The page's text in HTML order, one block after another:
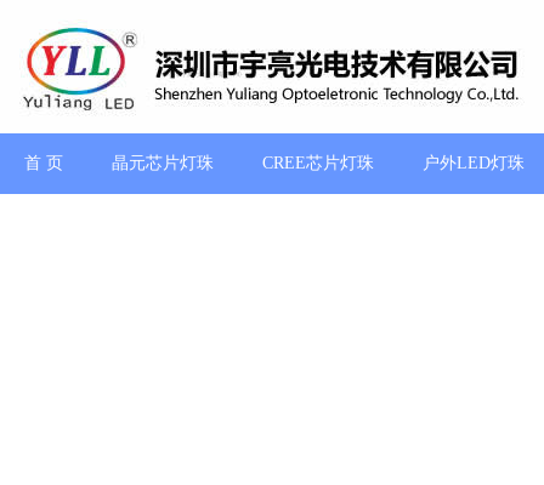
首 页 晶元芯片灯珠 CREE芯片灯珠 户外LED灯珠